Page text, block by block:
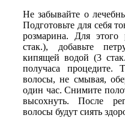
Не забывайте о
Подготовьте для себя
розмарина. Для
стак.), добавьте
кипящей водой (3
получаса процедите.
волосы, не смывая,
один час. Снимите
высохнуть. После
волосы будут сиять